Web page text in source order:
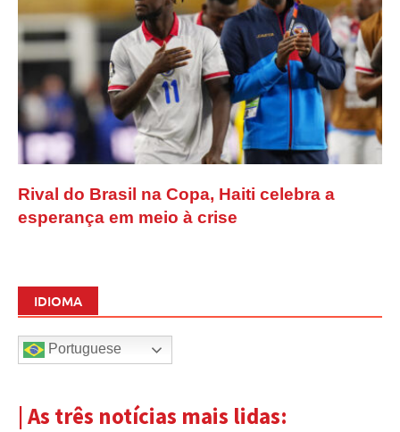
Rival do Brasil na Copa, Haiti celebra a
esperança em meio à crise
IDIOMA
Portuguese
| As três notícias mais lidas: